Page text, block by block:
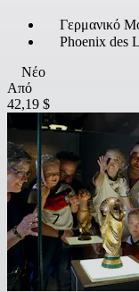
Γερμανικό
Phoenix des
Νέο
Από
42,19 $